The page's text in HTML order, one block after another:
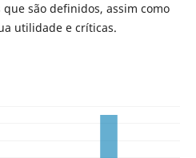
são definidos, assim como
utilidade e críticas.